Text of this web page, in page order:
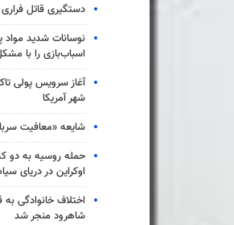
دستگیری قاتل
نوسانات شدید مواد
اسباب‌بازی را با
آغاز سرویس پولی
شهر آمریکا
شایعه «معافیت
حمله روسیه به دو
اوکراین در دریای
شاهرود منجر شد